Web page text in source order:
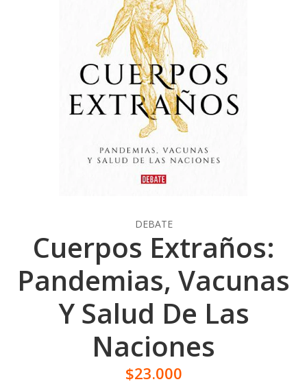
DEBATE
Cuerpos Extraños:
Pandemias, Vacunas
Y Salud De Las
Naciones
$23.000